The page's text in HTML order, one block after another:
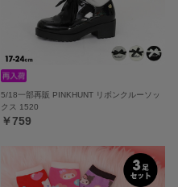
5/18一部再販 PINKHUNT リボンクルーソッ
クス 1520
￥759